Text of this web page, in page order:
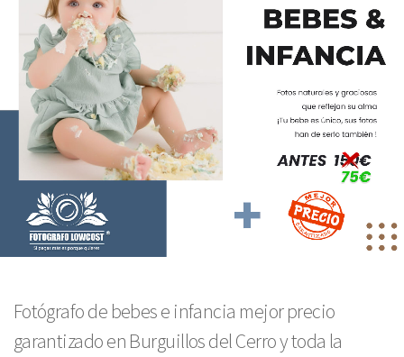
Fotógrafo de bebes e infancia mejor precio
garantizado en Burguillos del Cerro y toda la